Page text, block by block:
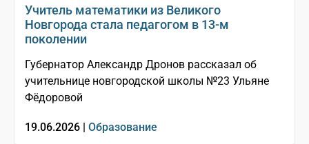
Учитель математики из Великого
Новгорода стала педагогом в 13-м
поколении
Губернатор Александр Дронов рассказал об
учительнице новгородской школы №23 Ульяне
Фёдоровой
19.06.2026 | Образование